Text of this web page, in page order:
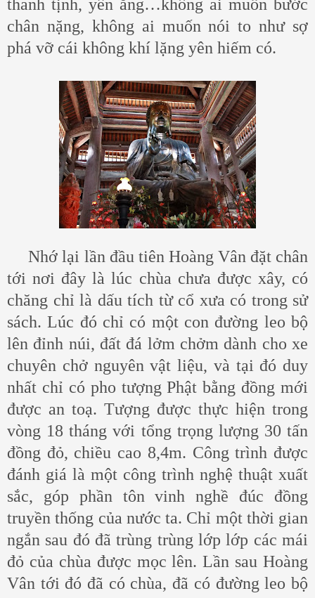
thanh tịnh, yên ắng…không ai muốn bước
chân nặng, không ai muốn nói to như sợ
phá vỡ cái không khí lặng yên hiếm có.
Nhớ lại lần đầu tiên Hoàng Vân đặt chân
tới nơi đây là lúc chùa chưa được xây, có
chăng chỉ là dấu tích từ cổ xưa có trong sử
sách. Lúc đó chỉ có một con đường leo bộ
lên đỉnh núi, đất đá lởm chởm dành cho xe
chuyên chở nguyên vật liệu, và tại đó duy
nhất chỉ có pho tượng Phật bằng đồng mới
được an toạ. Tượng được thực hiện trong
vòng 18 tháng với tổng trọng lượng 30 tấn
đồng đỏ, chiều cao 8,4m. Công trình được
đánh giá là một công trình nghệ thuật xuất
sắc, góp phần tôn vinh nghề đúc đồng
truyền thống của nước ta. Chỉ một thời gian
ngắn sau đó đã trùng trùng lớp lớp các mái
đỏ của chùa được mọc lên. Lần sau Hoàng
Vân tới đó đã có chùa, đã có đường leo bộ